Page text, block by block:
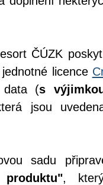
ČÚZK
licence
data (s
jsou
sadu
,